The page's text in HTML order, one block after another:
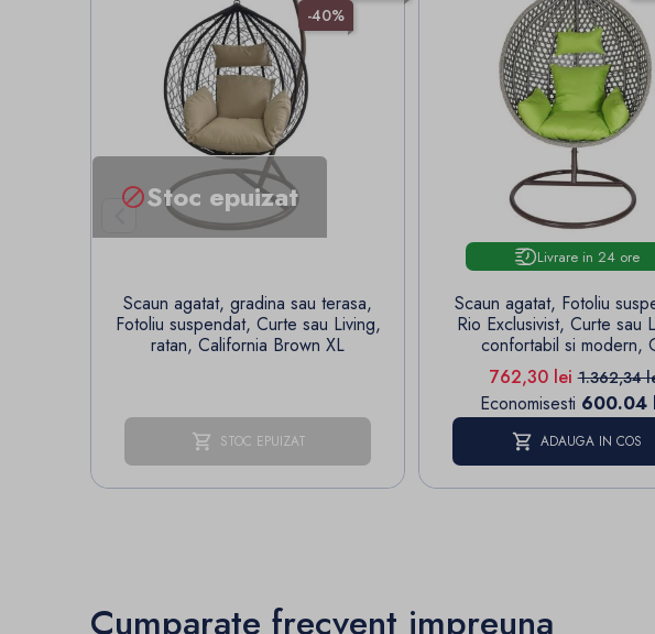

-40%
Stoc epuizat
Scaun agatat, gradina sau terasa,
Fotoliu suspendat, Curte sau Living,
ratan, California Brown XL
STOC EPUIZAT
Livrare in 24 ore
Scaun agatat, Fotoliu
Rio Exclusivist, Curte sau
confortabil si modern,
Pret
762,30 leiPret de
1.362,34
Economisesti 600.04
ADAUGA IN COS
Cumparate frecvent impreuna